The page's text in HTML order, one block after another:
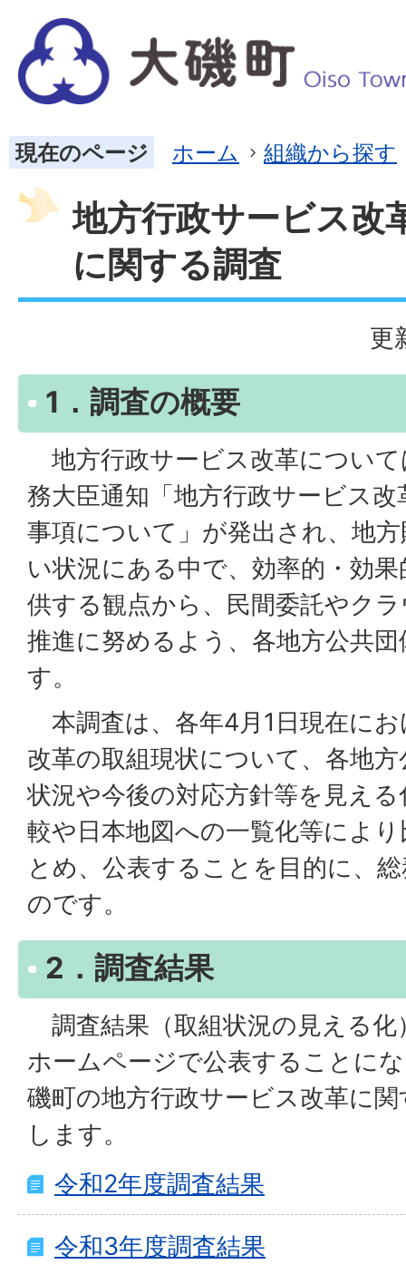
現在のページ ホーム 組織から探す
地方行政サービス改
に関する調査
更
1．調査の概要
地方行政サービス改革につい
務大臣通知「地方行政サービス
事項について」が発出され、地
い状況にある中で、効率的・効
供する観点から、民間委託やク
推進に努めるよう、各地方公共
す。
本調査は、各年4月1日現在に
改革の取組現状について、各地
状況や今後の対応方針等を見え
較や日本地図への一覧化等によ
とめ、公表することを目的に、
のです。
2．調査結果
調査結果（取組状況の見える化
ホームページで公表することに
磯町の地方行政サービス改革に
します。
令和2年度調査結果
令和3年度調査結果